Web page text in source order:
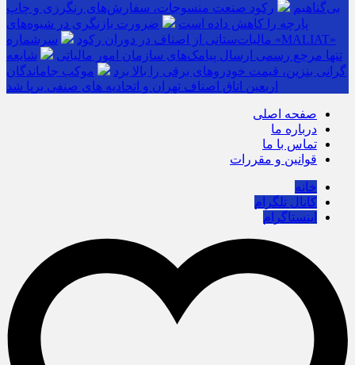
بی‌گناهیم
رکود صنعت منسوجات، سفارش‌های رنگرزی و چاپ
پارچه را کاهش داده است
ضرورت بازنگری در شیوه‌های
مالیات‌ستانی از اصناف در دوران رکود
سرشماره «MALIAT»
تنها مرجع رسمی ارسال پیامک‌های سازمان امور مالیاتی
شایعه
گرانی بنزین، قیمت خودروهای برقی را بالا برد
موکب جاماندگان
اربعین اتاق اصناف تهران و اتحادیه های صنفی برپا شد
صفحه اصلی
درباره ما
تماس با ما
قوانین و مقررات
خانه
کانال تلگرام
اینستاگرام